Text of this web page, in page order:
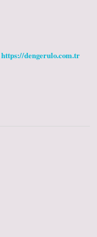
https://dengerulo.com.tr